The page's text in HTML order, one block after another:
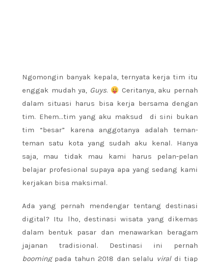
Ngomongin banyak kepala, ternyata kerja tim itu
enggak mudah ya, Guys.
Ceritanya, aku pernah
dalam situasi harus bisa kerja bersama dengan
tim. Ehem…tim yang aku maksud di sini bukan
tim “besar” karena anggotanya adalah teman-
teman satu kota yang sudah aku kenal. Hanya
saja, mau tidak mau kami harus pelan-pelan
belajar profesional supaya apa yang sedang kami
kerjakan bisa maksimal.
Ada yang pernah mendengar tentang destinasi
digital? Itu lho, destinasi wisata yang dikemas
dalam bentuk pasar dan menawarkan beragam
jajanan tradisional. Destinasi ini pernah
booming pada tahun 2018 dan selalu viraldi tiap